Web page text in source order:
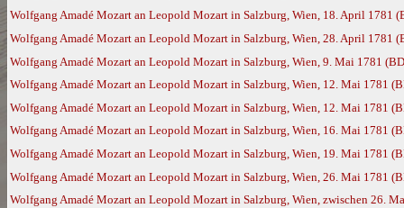
Wolfgang Amadé Mozart an Leopold Mozart in Salzburg, Wien, 18. April 1781
Wolfgang Amadé Mozart an Leopold Mozart in Salzburg, Wien, 28. April 1781
Wolfgang Amadé Mozart an Leopold Mozart in Salzburg, Wien, 9. Mai 1781
Wolfgang Amadé Mozart an Leopold Mozart in Salzburg, Wien, 12. Mai 1781
Wolfgang Amadé Mozart an Leopold Mozart in Salzburg, Wien, 12. Mai 1781
Wolfgang Amadé Mozart an Leopold Mozart in Salzburg, Wien, 16. Mai 1781
Wolfgang Amadé Mozart an Leopold Mozart in Salzburg, Wien, 19. Mai 1781
Wolfgang Amadé Mozart an Leopold Mozart in Salzburg, Wien, 26. Mai 1781
Wolfgang Amadé Mozart an Leopold Mozart in Salzburg, Wien, zwischen 26.